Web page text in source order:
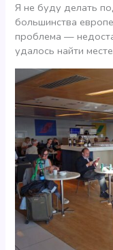
Я не буду делать
большинства
проблема —
удалось найти